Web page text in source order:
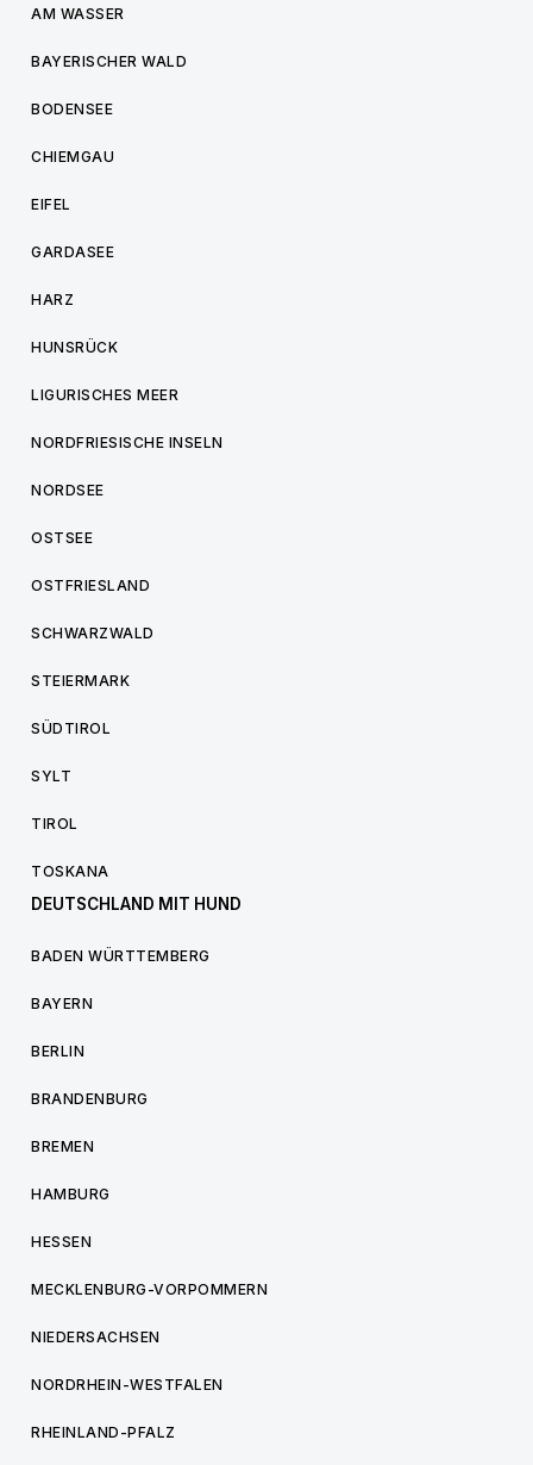
AM WASSER
BAYERISCHER WALD
BODENSEE
CHIEMGAU
EIFEL
GARDASEE
HARZ
HUNSRÜCK
LIGURISCHES MEER
NORDFRIESISCHE INSELN
NORDSEE
OSTSEE
OSTFRIESLAND
SCHWARZWALD
STEIERMARK
SÜDTIROL
SYLT
TIROL
TOSKANA
DEUTSCHLAND MIT HUND
BADEN WÜRTTEMBERG
BAYERN
BERLIN
BRANDENBURG
BREMEN
HAMBURG
HESSEN
MECKLENBURG-VORPOMMERN
NIEDERSACHSEN
NORDRHEIN-WESTFALEN
RHEINLAND-PFALZ